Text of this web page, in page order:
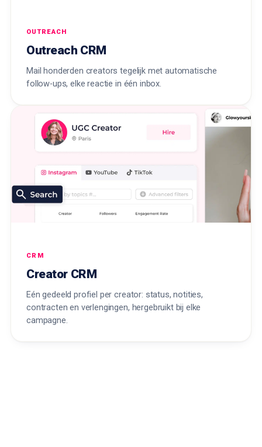
OUTREACH
Outreach CRM
Mail honderden creators tegelijk met automatische
follow-ups, elke reactie in één inbox.
CRM
Creator CRM
Eén gedeeld profiel per creator: status, notities,
contracten en verlengingen, hergebruikt bij elke
campagne.